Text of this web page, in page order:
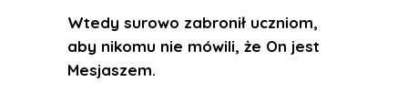
Wtedy surowo zabronił uczniom,
aby nikomu nie mówili, że On jest
Mesjaszem.